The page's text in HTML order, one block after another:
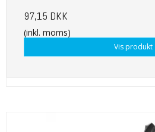
97,15 DKK
(inkl. moms)
Vis produkt